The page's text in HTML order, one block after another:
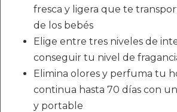
fresca y ligera que te
de los bebés
Elige entre tres niveles de
conseguir tu nivel de
Elimina olores y perfuma tu
continua hasta 70 días con
y portable